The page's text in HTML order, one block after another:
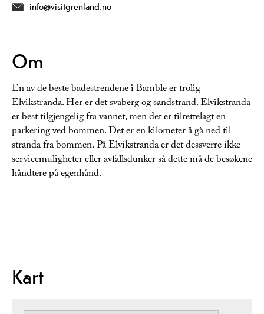
info@visitgrenland.no
Om
En av de beste badestrendene i Bamble er trolig
Elvikstranda. Her er det svaberg og sandstrand. Elvikstranda
er best tilgjengelig fra vannet, men det er tilrettelagt en
parkering ved bommen. Det er en kilometer å gå ned til
stranda fra bommen. På Elvikstranda er det dessverre ikke
servicemuligheter eller avfallsdunker så dette må de besøkene
håndtere på egenhånd.
Kart